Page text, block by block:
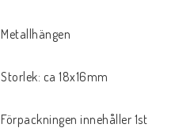
Metallhängen
Storlek: ca 18x16mm
Förpackningen innehåller 1st